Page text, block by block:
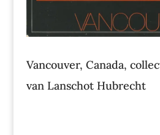
Vancouver, Canada,
van Lanschot Hubrecht